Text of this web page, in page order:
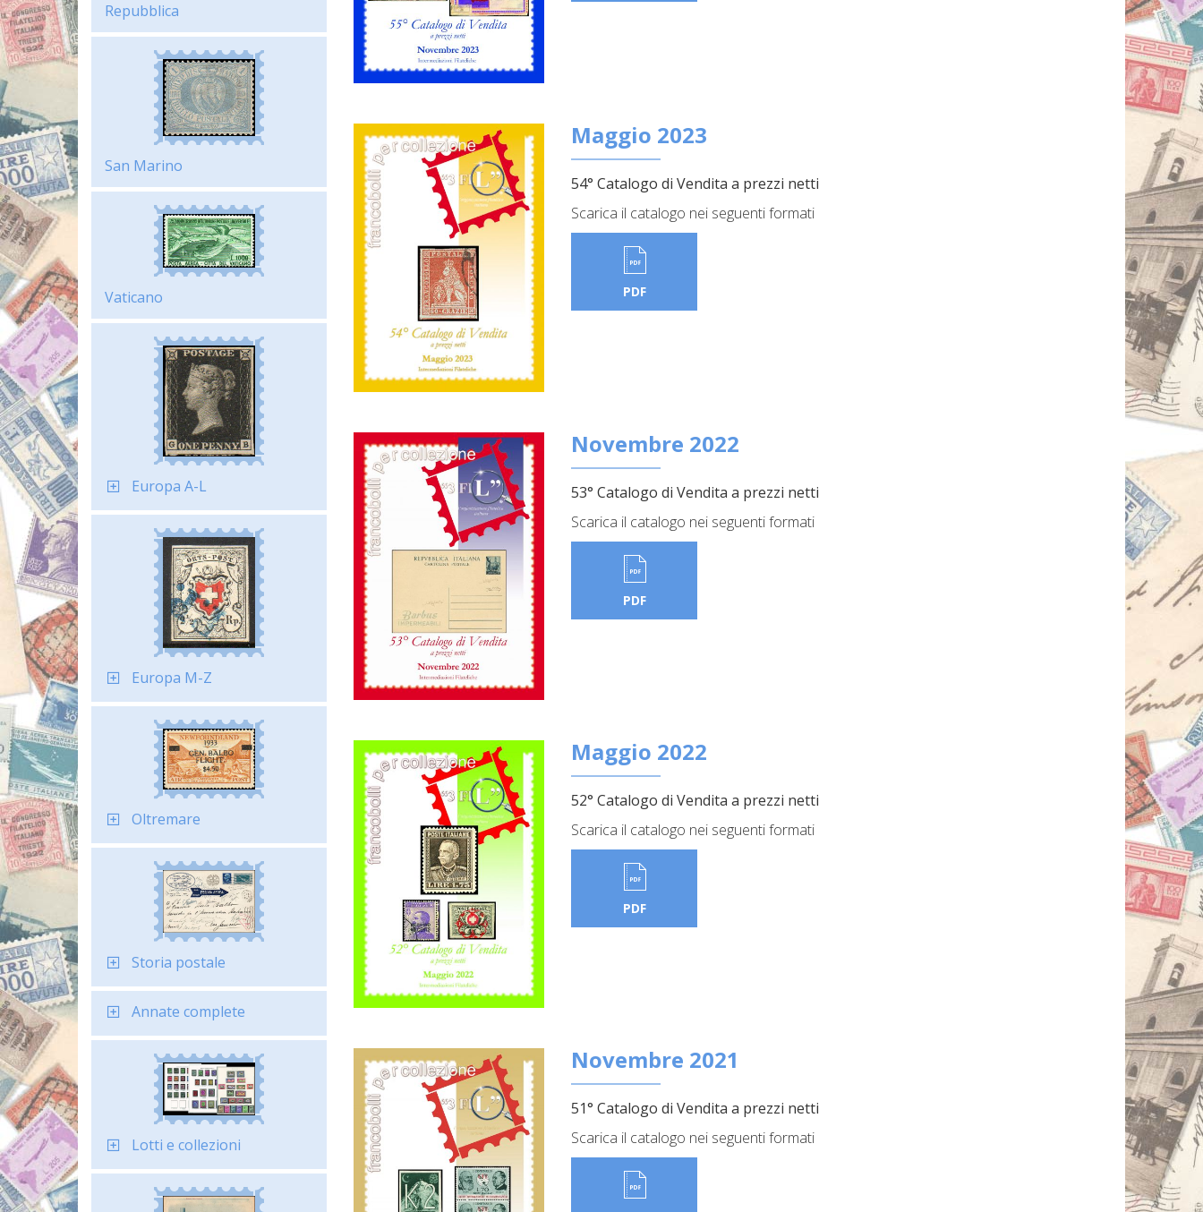
Repubblica
San Marino
Vaticano
Europa A-L
Europa M-Z
Oltremare
Storia postale
Annate complete
Lotti e collezioni
Maggio 2023
54° Catalogo di Vendita a prezzi netti
Scarica il catalogo nei seguenti formati
PDF
Novembre 2022
53° Catalogo di Vendita a prezzi netti
Scarica il catalogo nei seguenti formati
PDF
Maggio 2022
52° Catalogo di Vendita a prezzi netti
Scarica il catalogo nei seguenti formati
PDF
Novembre 2021
51° Catalogo di Vendita a prezzi netti
Scarica il catalogo nei seguenti formati